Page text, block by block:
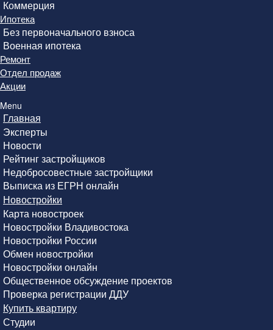
Коммерция
Ипотека
Без первоначального взноса
Военная ипотека
Ремонт
Отдел продаж
Акции
Menu
Главная
Эксперты
Новости
Рейтинг застройщиков
Недобросовестные застройщики
Выписка из ЕГРН онлайн
Новостройки
Карта новостроек
Новостройки Владивостока
Новостройки России
Обмен новостройки
Новостройки онлайн
Общественное обсуждение проектов
Проверка регистрации ДДУ
Купить квартиру
Студии